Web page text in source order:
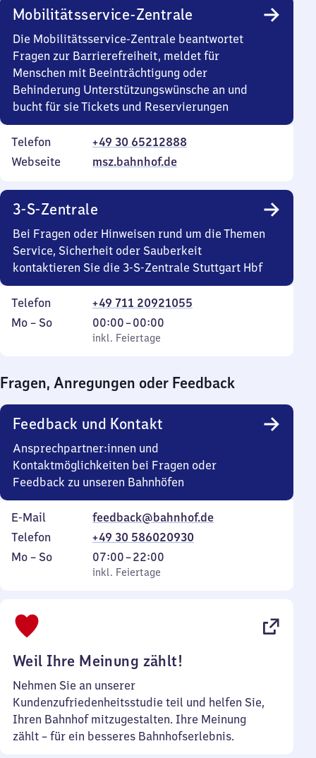
Mobilitätsservice-Zentrale
Die Mobilitätsservice-Zentrale beantwortet
Fragen zur Barrierefreiheit, meldet für
Menschen mit Beeinträchtigung oder
Behinderung Unterstützungswünsche an und
bucht für sie Tickets und Reservierungen
Telefon
+49 30 65212888
Webseite
msz.bahnhof.de
3-S-Zentrale
Bei Fragen oder Hinweisen rund um die Themen
Service, Sicherheit oder Sauberkeit
kontaktieren Sie die 3-S-Zentrale Stuttgart Hbf
Telefon
+49 711 20921055
Montag
Mo – So,
inkl. Feiertage
00:00–00:00
Von
0
0
Uhr
inkl. Feiertage
Fragen, Anregungen oder Feedback
Feedback und Kontakt
Ansprechpartner:innen und
Kontaktmöglichkeiten bei Fragen oder
Feedback zu unseren Bahnhöfen
E-Mail
feedback@bahnhof.de
Telefon
+49 30 586020930
Montag
Mo – So,
inkl. Feiertage
07:00–22:00
Von
7
inkl. Feiertage
Weil Ihre Meinung zählt!
Nehmen Sie an unserer
Kundenzufriedenheitsstudie teil und helfen Sie,
Ihren Bahnhof mitzugestalten. Ihre Meinung
zählt – für ein besseres Bahnhofserlebnis.